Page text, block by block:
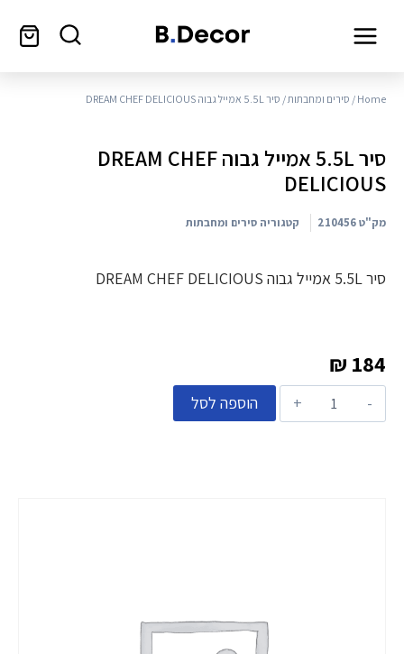
Home
/ סירים ומחבתות/ סיר 5.5L אמייל גבוה DREAM CHEF DELICIOUS
סיר 5.5L אמייל גבוה DREAM CHEF
DELICIOUS
מק"ט210456 קטגוריה סירים ומחבתות
סיר 5.5L אמייל גבוה DREAM CHEF DELICIOUS
₪ 184
הוספה לסל